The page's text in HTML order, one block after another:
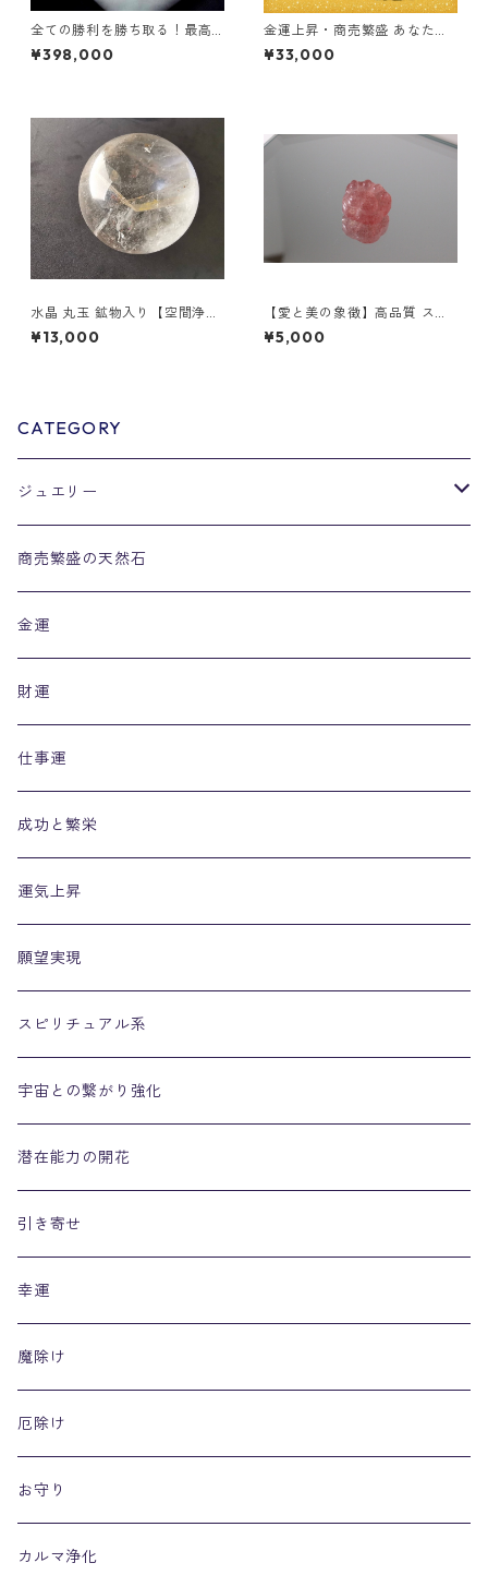
全ての勝利を勝ち取る！最高
品質ルビー
¥398,000
金運上昇・商売繁盛 あなただ
けの特別オーダーブレスレッ
ト
¥33,000
水晶 丸玉 鉱物入り【空間浄
化】
¥13,000
【愛と美の象徴】高品質 スト
ロベリークォーツ 肉球
¥5,000
CATEGORY
ジュエリー
リング
商売繁盛の天然石
金運
財運
仕事運
成功と繁栄
運気上昇
願望実現
スピリチュアル系
宇宙との繋がり強化
潜在能力の開花
引き寄せ
幸運
魔除け
厄除け
お守り
カルマ浄化